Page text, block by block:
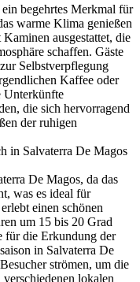
begehrtes Merkmal für
warme Klima genießen
ausgestattet, die
schaffen. Gäste
Selbstverpflegung
Kaffee oder
Unterkünfte
die sich hervorragend
der ruhigen
in Salvaterra De Magos
De Magos, da das
was es ideal für
einen schönen
um 15 bis 20 Grad
für die Erkundung der
in Salvaterra De
strömen, um die
lokalen